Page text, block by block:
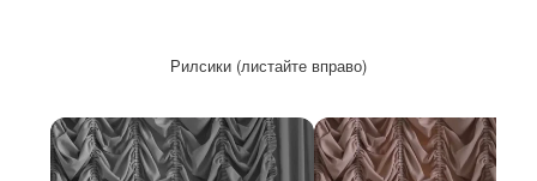
Рилсики (листайте вправо)